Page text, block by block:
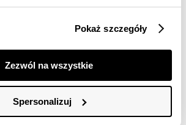
Pokaż szczegóły
Zezwól na wszystkie
Spersonalizuj